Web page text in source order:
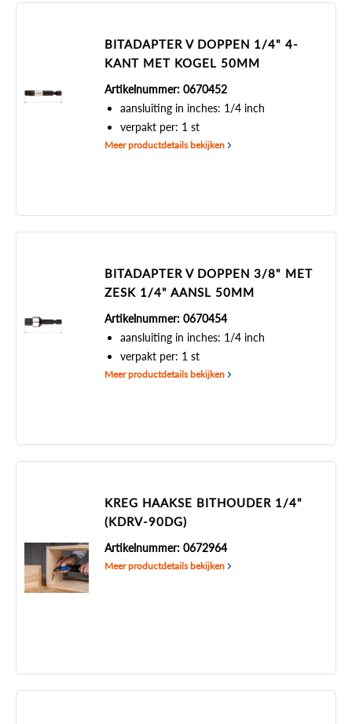
BITADAPTER V DOPPEN 1/4" 4-
KANT MET KOGEL 50MM
Artikelnummer: 0670452
aansluiting in inches: 1/4 inch
verpakt per: 1 st
Meer productdetails bekijken
BITADAPTER V DOPPEN 3/8" MET
ZESK 1/4" AANSL 50MM
Artikelnummer: 0670454
aansluiting in inches: 1/4 inch
verpakt per: 1 st
Meer productdetails bekijken
KREG HAAKSE BITHOUDER 1/4"
(KDRV-90DG)
Artikelnummer: 0672964
Meer productdetails bekijken